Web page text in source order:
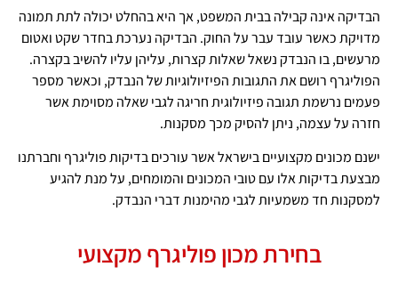
הבדיקה אינה קבילה בבית המשפט, אך היא בהחלט יכולה לתת תמונה
מדויקת כאשר עובד עבר על החוק. הבדיקה נערכת בחדר שקט ואטום
מרעשים, בו הנבדק נשאל שאלות קצרות, עליהן עליו להשיב בקצרה.
הפוליגרף רושם את התגובות הפיזיולוגיות של הנבדק, וכאשר מספר
פעמים נרשמת תגובה פיזיולוגית חריגה לגבי שאלה מסוימת אשר
חזרה על עצמה, ניתן להסיק מכך מסקנות.
ישנם מכונים מקצועיים בישראל אשר עורכים בדיקות פוליגרף וחברתנו
מבצעת בדיקות אלו עם טובי המכונים והמומחים, על מנת להגיע
למסקנות חד משמעיות לגבי מהימנות דברי הנבדק.
בחירת מכון פוליגרף מקצועי